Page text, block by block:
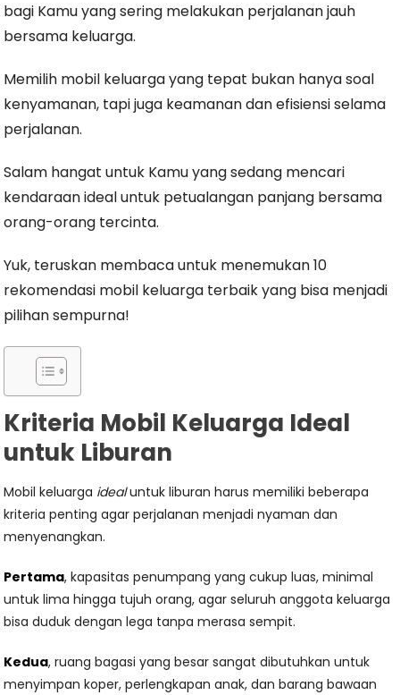
bagi Kamu yang sering melakukan perjalanan jauh
bersama keluarga.
Memilih mobil keluarga yang tepat bukan hanya soal
kenyamanan, tapi juga keamanan dan efisiensi selama
perjalanan.
Salam hangat untuk Kamu yang sedang mencari
kendaraan ideal untuk petualangan panjang bersama
orang-orang tercinta.
Yuk, teruskan membaca untuk menemukan 10
rekomendasi mobil keluarga terbaik yang bisa menjadi
pilihan sempurna!
Kriteria Mobil Keluarga Ideal
untuk Liburan
Mobil keluarga idealuntuk liburan harus memiliki beberapa
kriteria penting agar perjalanan menjadi nyaman dan
menyenangkan.
Pertama, kapasitas penumpang yang cukup luas, minimal
untuk lima hingga tujuh orang, agar seluruh anggota keluarga
bisa duduk dengan lega tanpa merasa sempit.
Kedua, ruang bagasi yang besar sangat dibutuhkan untuk
menyimpan koper, perlengkapan anak, dan barang bawaan